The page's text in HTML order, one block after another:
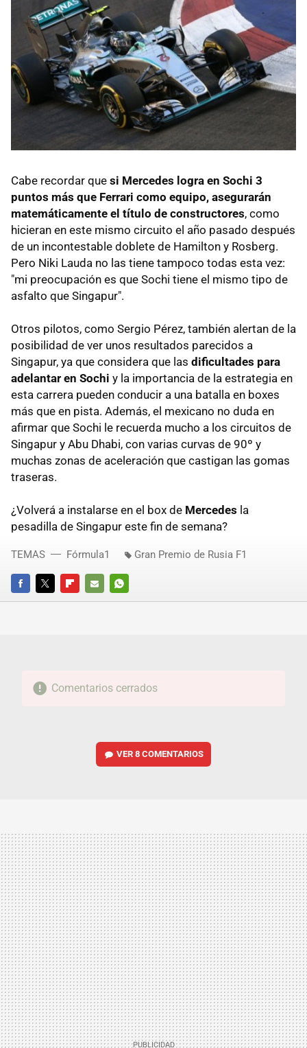
Cabe recordar que si Mercedes logra en Sochi 3
puntos más que Ferrari como equipo, asegurarán
matemáticamente el título de constructores, como
hicieran en este mismo circuito el año pasado después
de un incontestable doblete de Hamilton y Rosberg.
Pero Niki Lauda no las tiene tampoco todas esta vez:
"mi preocupación es que Sochi tiene el mismo tipo de
asfalto que Singapur".
Otros pilotos, como Sergio Pérez, también alertan de la
posibilidad de ver unos resultados parecidos a
Singapur, ya que considera que las dificultades para
adelantar en Sochi y la importancia de la estrategia en
esta carrera pueden conducir a una batalla en boxes
más que en pista. Además, el mexicano no duda en
afirmar que Sochi le recuerda mucho a los circuitos de
Singapur y Abu Dhabi, con varias curvas de 90º y
muchas zonas de aceleración que castigan las gomas
traseras.
¿Volverá a instalarse en el box de Mercedes la
pesadilla de Singapur este fin de semana?
FACEBOOKTWITTERFLIPBOARD
E-
WHATSAPP
TEMAS Fórmula1 Gran Premio de Rusia F1
Comentarios cerrados
VER8 COMENTARIOS